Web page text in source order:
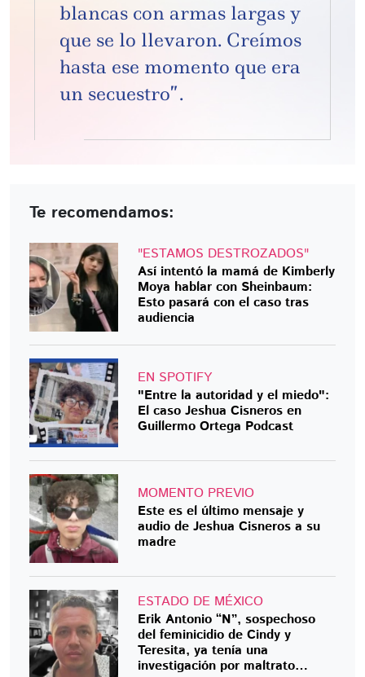
blancas con armas largas y
que se lo llevaron. Creímos
hasta ese momento que era
un secuestro”.
Te recomendamos:
"ESTAMOS DESTROZADOS"
Así intentó la mamá de Kimberly
Moya hablar con Sheinbaum:
Esto pasará con el caso tras
audiencia
EN SPOTIFY
"Entre la autoridad y el miedo":
El caso Jeshua Cisneros en
Guillermo Ortega Podcast
MOMENTO PREVIO
Este es el último mensaje y
audio de Jeshua Cisneros a su
madre
ESTADO DE MÉXICO
Erik Antonio “N”, sospechoso
del feminicidio de Cindy y
Teresita, ya tenía una
investigación por maltrato